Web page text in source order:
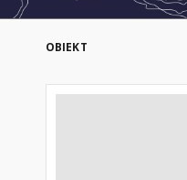
OBIEKT